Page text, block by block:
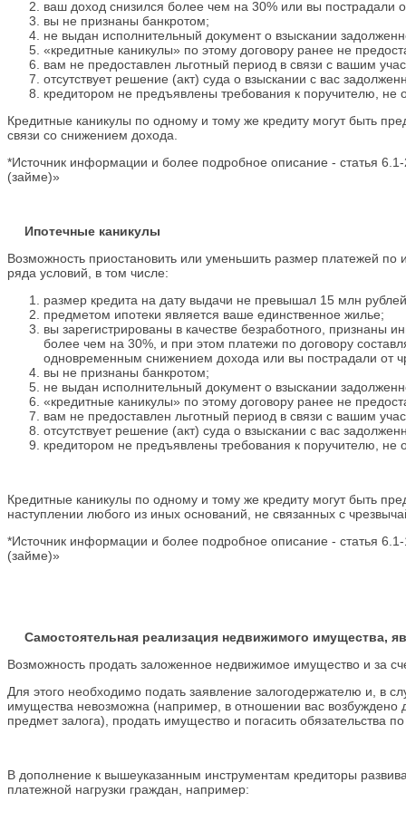
ваш доход снизился более чем на 30% или вы пострадали
вы не признаны банкротом;
не выдан исполнительный документ о взыскании
«кредитные каникулы» по этому договору ранее не
вам не предоставлен льготный период в связи с вашим
отсутствует решение (акт) суда о взыскании с вас
кредитором не предъявлены требования к поручителю, не
Кредитные каникулы по одному и тому же кредиту могут быть
связи со снижением дохода.
*Источник информации и более подробное описание - статья
(займе)»
Ипотечные каникулы
Возможность приостановить или уменьшить размер платежей
ряда условий, в том числе:
размер кредита на дату выдачи не превышал 15 млн
предметом ипотеки является ваше единственное жилье;
вы зарегистрированы в качестве безработного,
более чем на 30%, и при этом платежи по договору
одновременным снижением дохода или вы пострадали от
вы не признаны банкротом;
не выдан исполнительный документ о взыскании
«кредитные каникулы» по этому договору ранее не
вам не предоставлен льготный период в связи с вашим
отсутствует решение (акт) суда о взыскании с вас
кредитором не предъявлены требования к поручителю, не
Кредитные каникулы по одному и тому же кредиту могут быть
наступлении любого из иных оснований, не связанных с
*Источник информации и более подробное описание - статья
(займе)»
Самостоятельная реализация недвижимого имущества,
Возможность продать заложенное недвижимое имущество и за
Для этого необходимо подать заявление залогодержателю и, в
имущества невозможна (например, в отношении вас возбуждено
предмет залога), продать имущество и погасить обязательства
В дополнение к вышеуказанным инструментам кредиторы
платежной нагрузки граждан, например: